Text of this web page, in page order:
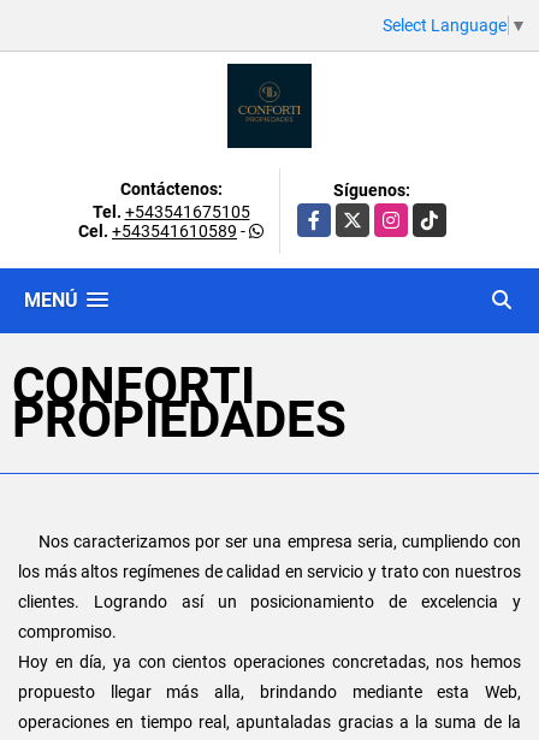
Select Language ▼
Contáctenos:
Tel. +543541675105
Cel. +543541610589 -
Síguenos:
Facebook
X Instagram
TikTok
MENÚ
CONFORTI
PROPIEDADES
Nos caracterizamos por ser una empresa seria, cumpliendo con
los más altos regímenes de calidad en servicio y trato con nuestros
clientes. Logrando así un posicionamiento de excelencia y
compromiso.
Hoy en día, ya con cientos operaciones concretadas, nos hemos
propuesto llegar más alla, brindando mediante esta Web,
operaciones en tiempo real, apuntaladas gracias a la suma de la